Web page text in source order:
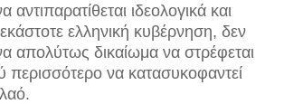
αντιπαρατίθεται ιδεολογικά και
ελληνική κυβέρνηση, δεν
απολύτως δικαίωμα να στρέφεται
περισσότερο να κατασυκοφαντεί